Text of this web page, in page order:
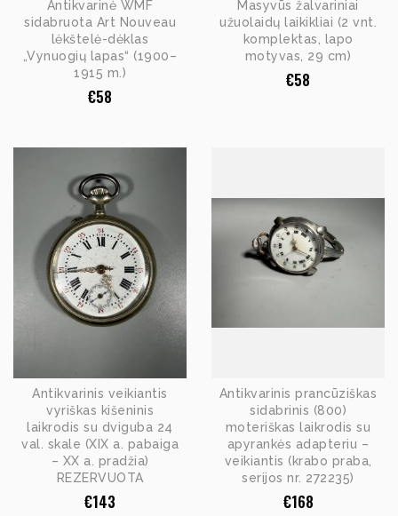
Antikvarinė WMF
sidabruota Art Nouveau
lėkštelė-dėklas
„Vynuogių lapas“ (1900–
1915 m.)
€58
Masyvūs žalvariniai
užuolaidų laikikliai (2 vnt.
komplektas, lapo
motyvas, 29 cm)
€58
Antikvarinis veikiantis
vyriškas kišeninis
laikrodis su dviguba 24
val. skale (XIX a. pabaiga
– XX a. pradžia)
REZERVUOTA
€143
Antikvarinis prancūziškas
sidabrinis (800)
moteriškas laikrodis su
apyrankės adapteriu –
veikiantis (krabo praba,
serijos nr. 272235)
€168